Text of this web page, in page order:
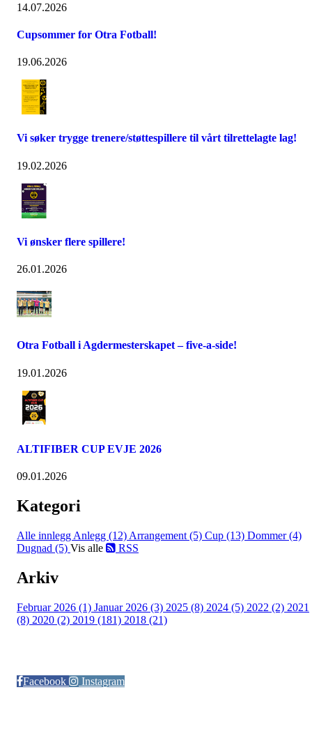
14.07.2026
Cupsommer for Otra Fotball!
19.06.2026
Vi søker trygge trenere/støttespillere til vårt tilrettelagte lag!
19.02.2026
Vi ønsker flere spillere!
26.01.2026
Otra Fotball i Agdermesterskapet – five-a-side!
19.01.2026
ALTIFIBER CUP EVJE 2026
09.01.2026
Kategori
Alle innlegg Anlegg (12) Arrangement (5) Cup (13) Dommer (4)
Dugnad (5) Vis alle RSS
Arkiv
Februar 2026 (1) Januar 2026 (3) 2025 (8) 2024 (5) 2022 (2) 2021
(8) 2020 (2) 2019 (181) 2018 (21)
Facebook
Instagram